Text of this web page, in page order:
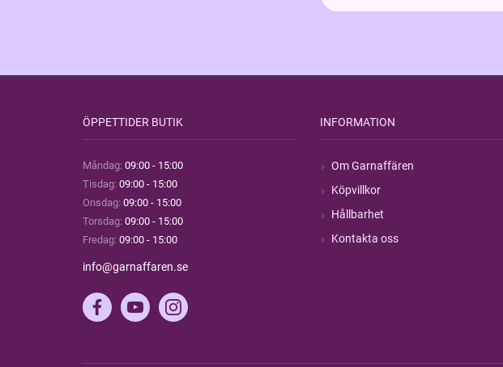
ÖPPETTIDER BUTIK
Måndag: 09:00 - 15:00
Tisdag: 09:00 - 15:00
Onsdag: 09:00 - 15:00
Torsdag: 09:00 - 15:00
Fredag: 09:00 - 15:00
info@garnaffaren.se
INFORMATION
Om Garnaffären
Köpvillkor
Hållbarhet
Kontakta oss